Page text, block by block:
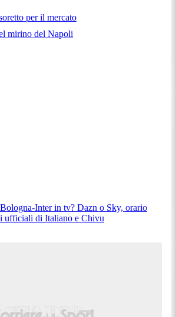
per il mercato
mirino del Napoli
Inter in tv? Dazn o Sky, orario
ufficiali di Italiano e Chivu